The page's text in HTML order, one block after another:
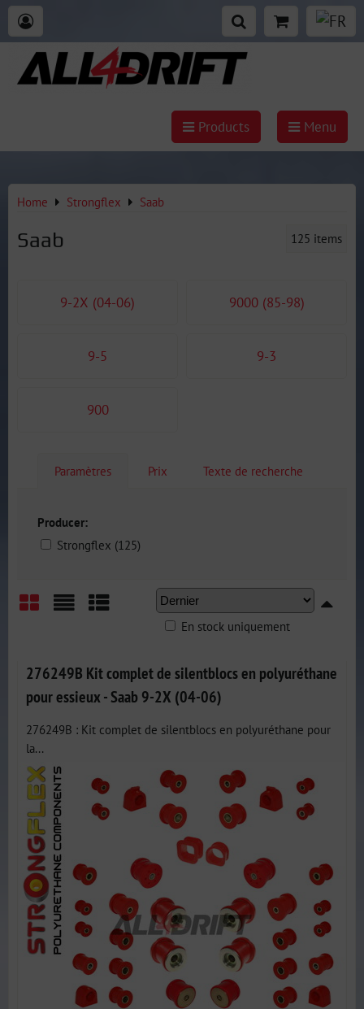
Products Menu
Home Strongflex Saab
Saab 125 items
9-2X (04-06) 9000 (85-98)
9-5 9-3
900
Paramètres Prix Texte de recherche
Producer:
Strongflex (125)
En stock uniquement
276249B Kit complet de silentblocs en polyuréthane
pour essieux - Saab 9-2X (04-06)
276249B : Kit complet de silentblocs en polyuréthane pour
la...